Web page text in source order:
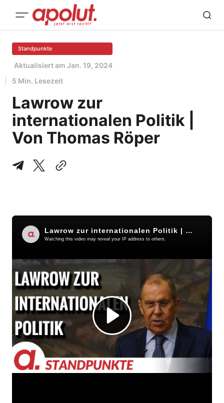
Standpunkte
Aktualisiert am Jan. 19, 2024
5 Min. Lesezeit
Lawrow zur
internationalen Politik |
Von Thomas Röper